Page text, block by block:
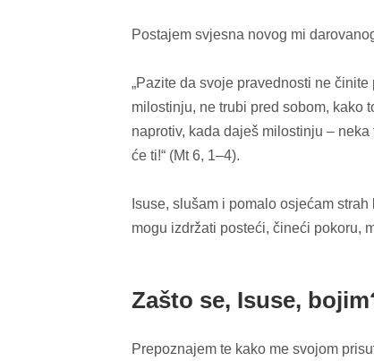
Postajem svjesna novog mi
„Pazite da svoje pravednosti ne
milostinju, ne trubi pred sobom, kako
naprotiv, kada daješ milostinju –
će ti!“ (Mt 6, 1–4).
Isuse, slušam i pomalo osjećam
mogu izdržati posteći, čineći pokoru,
Zašto se, Isuse,
Prepoznajem te kako me svojom